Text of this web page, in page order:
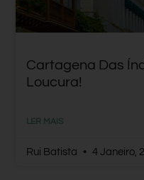
Cartagena Das
Loucura!
LER MAIS
Rui Batista 4 Janeiro,